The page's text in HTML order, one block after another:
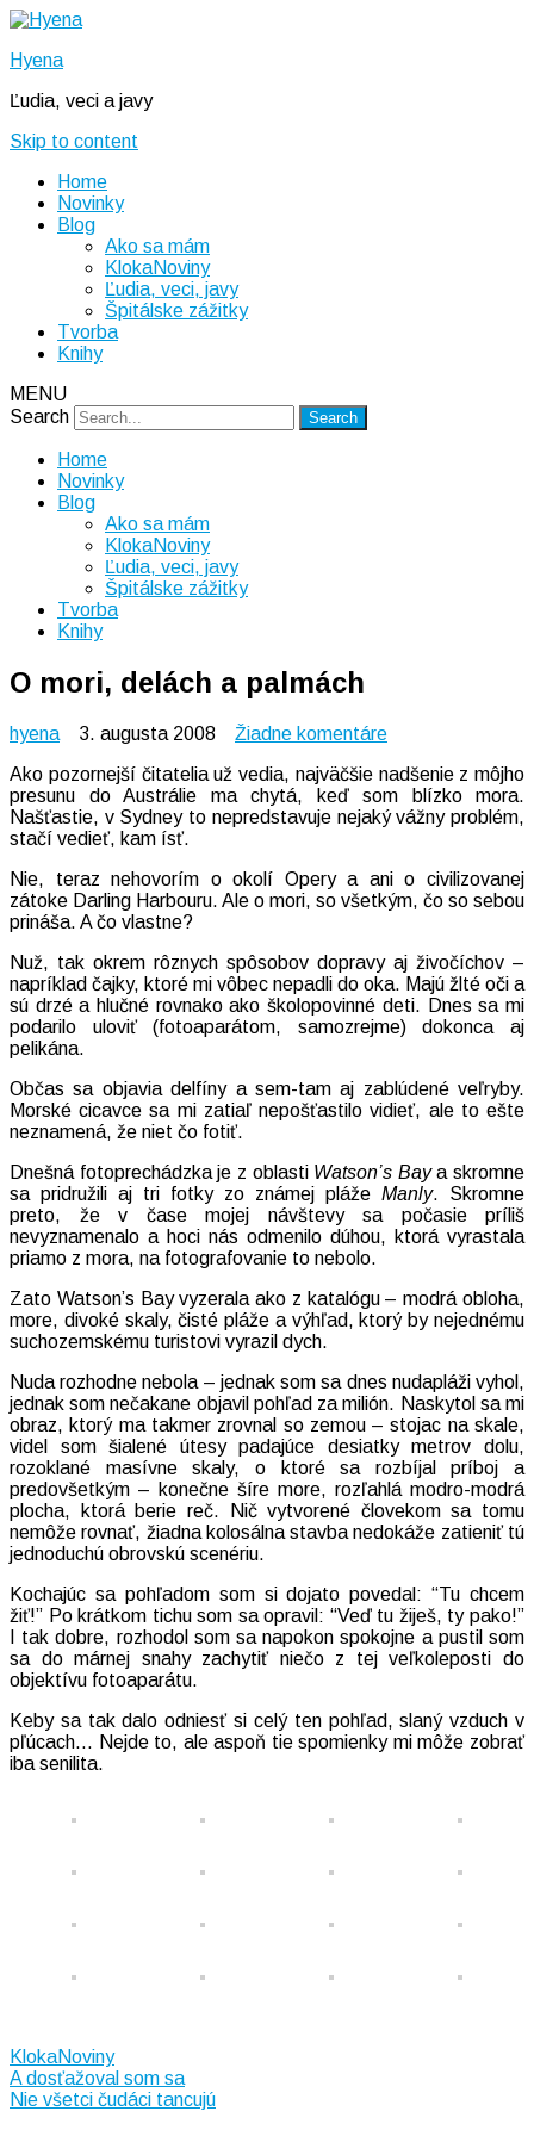
Hyena
Ľudia, veci a javy
Skip to content
Home
Novinky
Blog
Ako sa mám
KlokaNoviny
Ľudia, veci, javy
Špitálske zážitky
Tvorba
Knihy
MENU
Search
Home
Novinky
Blog
Ako sa mám
KlokaNoviny
Ľudia, veci, javy
Špitálske zážitky
Tvorba
Knihy
O mori, delách a palmách
hyena 3. augusta 2008 Žiadne komentárena
mori,
delách
a
Ako pozornejší čitatelia už vedia, najväčšie nadšenie z môjho
presunu do Austrálie ma chytá, keď som blízko mora.
Našťastie, v Sydney to nepredstavuje nejaký vážny problém,
stačí vedieť, kam ísť.
Nie, teraz nehovorím o okolí Opery a ani o civilizovanej
zátoke Darling Harbouru. Ale o mori, so všetkým, čo so sebou
prináša. A čo vlastne?
Nuž, tak okrem rôznych spôsobov dopravy aj živočíchov –
napríklad čajky, ktoré mi vôbec nepadli do oka. Majú žlté oči a
sú drzé a hlučné rovnako ako školopovinné deti. Dnes sa mi
podarilo uloviť (fotoaparátom, samozrejme) dokonca aj
pelikána.
Občas sa objavia delfíny a sem-tam aj zablúdené veľryby.
Morské cicavce sa mi zatiaľ nepošťastilo vidieť, ale to ešte
neznamená, že niet čo fotiť.
Dnešná fotoprechádzka je z oblasti Watson’s Baya skromne
sa pridružili aj tri fotky zo známej pláže Manly. Skromne
preto, že v čase mojej návštevy sa počasie príliš
nevyznamenalo a hoci nás odmenilo dúhou, ktorá vyrastala
priamo z mora, na fotografovanie to nebolo.
Zato Watson’s Bay vyzerala ako z katalógu – modrá obloha,
more, divoké skaly, čisté pláže a výhľad, ktorý by nejednému
suchozemskému turistovi vyrazil dych.
Nuda rozhodne nebola – jednak som sa dnes nudapláži vyhol,
jednak som nečakane objavil pohľad za milión. Naskytol sa mi
obraz, ktorý ma takmer zrovnal so zemou – stojac na skale,
videl som šialené útesy padajúce desiatky metrov dolu,
rozoklané masívne skaly, o ktoré sa rozbíjal príboj a
predovšetkým – konečne šíre more, rozľahlá modro-modrá
plocha, ktorá berie reč. Nič vytvorené človekom sa tomu
nemôže rovnať, žiadna kolosálna stavba nedokáže zatieniť tú
jednoduchú obrovskú scenériu.
Kochajúc sa pohľadom som si dojato povedal: “Tu chcem
žiť!” Po krátkom tichu som sa opravil: “Veď tu žiješ, ty pako!”
I tak dobre, rozhodol som sa napokon spokojne a pustil som
sa do márnej snahy zachytiť niečo z tej veľkoleposti do
objektívu fotoaparátu.
Keby sa tak dalo odniesť si celý ten pohľad, slaný vzduch v
pľúcach… Nejde to, ale aspoň tie spomienky mi môže zobrať
iba senilita.
KlokaNoviny
Navigácia
v
A dosťažoval som sa
Nie všetci čudáci tancujú